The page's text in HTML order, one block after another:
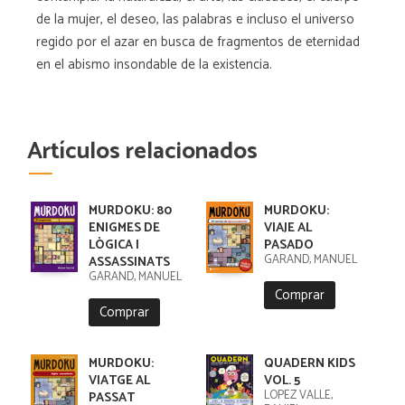
de la mujer, el deseo, las palabras e incluso el universo
regido por el azar en busca de fragmentos de eternidad
en el abismo insondable de la existencia.
Artículos relacionados
MURDOKU: 80
ENIGMES DE
LÒGICA I
ASSASSINATS
GARAND, MANUEL
Comprar
MURDOKU:
VIAJE AL
PASADO
GARAND, MANUEL
Comprar
MURDOKU:
VIATGE AL
PASSAT
QUADERN KIDS
VOL. 5
LÓPEZ VALLE,